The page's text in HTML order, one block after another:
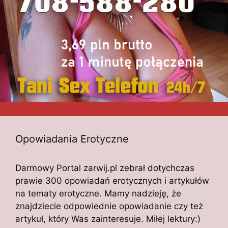
Opowiadania Erotyczne
Darmowy Portal zarwij.pl zebrał dotychczas
prawie 300 opowiadań erotycznych i artykułów
na tematy erotyczne. Mamy nadzieję, że
znajdziecie odpowiednie opowiadanie czy też
artykuł, który Was zainteresuje. Miłej lektury:)